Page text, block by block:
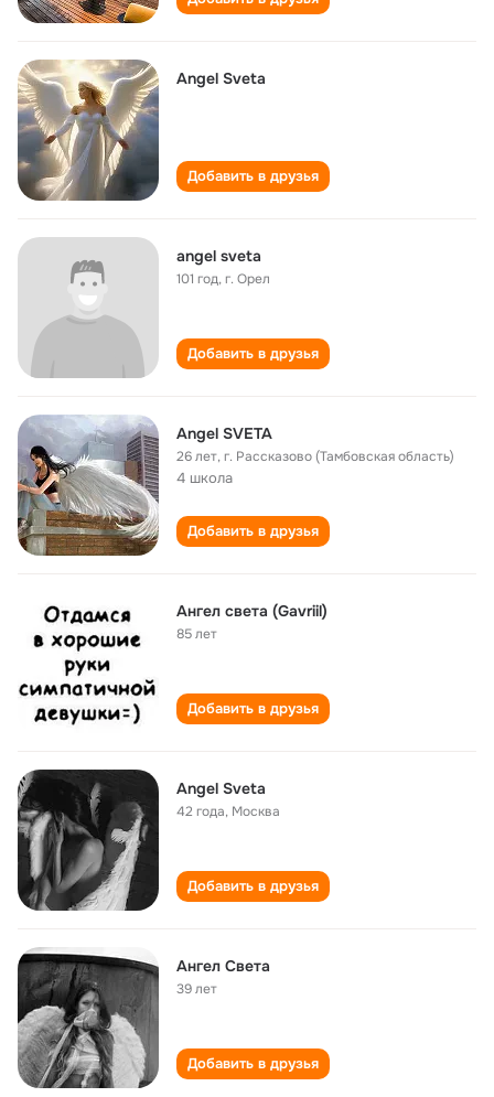
Angel Sveta
Добавить в друзья
angel sveta
101 год,г. Орел
Добавить в друзья
Angel SVETA
26 лет,г. Рассказово (Тамбовская область)
4 школа
Добавить в друзья
Ангел света (Gavriil)
85 лет
Добавить в друзья
Angel Sveta
42 года, Москва
Добавить в друзья
Ангел Света
39 лет
Добавить в друзья